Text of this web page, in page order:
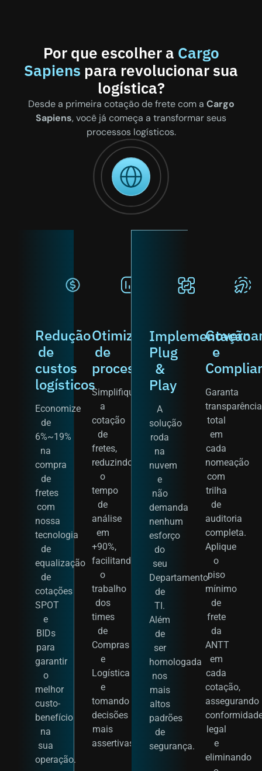
Por que escolher a Cargo
Sapiens para revolucionar sua
logística?
Desde a primeira cotação de frete com a Cargo
Sapiens, você já começa a transformar seus
processos logísticos.
Redução
de
custos
logísticos
Economize
de
6%~19%
na
compra
de
fretes
com
nossa
tecnologia
de
equalização
de
cotações
SPOT
e
BIDs
para
garantir
o
melhor
custo-
benefício
na
sua
operação.
Otimização
de
processos
Simplifique
a
cotação
de
fretes,
reduzindo
o
tempo
de
análise
em
+90%,
facilitando
o
trabalho
dos
times
de
Compras
e
Logística
e
tomando
decisões
mais
assertivas.
e
Garanta
transparência
total
em
cada
nomeação
com
trilha
de
auditoria
completa.
Aplique
o
piso
mínimo
de
frete
da
ANTT
em
cada
cotação,
assegurando
legal
e
eliminando
Implementação
Plug
&
Play
A
solução
roda
na
nuvem
e
não
demanda
nenhum
esforço
do
seu
Departamento
de
TI.
Além
de
ser
homologada
nos
mais
altos
padrões
de
segurança.